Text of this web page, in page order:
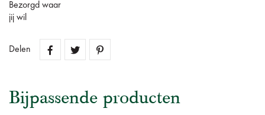
Bezorgd waar
jij wil
Delen
Bijpassende producten